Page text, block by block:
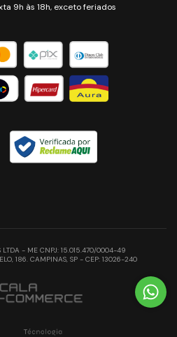
9h às 18h, exceto feriados
LTDA - ME CNPJ: 15.015.470/0004-49
186. CAMPINAS, SP - CEP: 13026-240